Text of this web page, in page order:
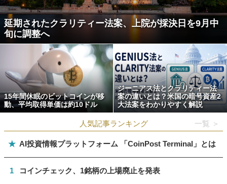
延期されたクラリティー法案、上院が採決日を9月中
旬に調整へ
15年間休眠のビットコインが移
動、平均取得単価は約10ドル
ジーニアス法とクラリティー法
案の違いとは？米国の暗号資産2
大法案をわかりやすく解説
人気記事ランキング 一覧 ＞
★ AI投資情報プラットフォーム 「CoinPost Terminal」とは
1 コインチェック、1銘柄の上場廃止を発表